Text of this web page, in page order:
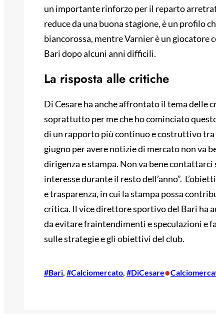
un importante rinforzo per il reparto
reduce da una buona stagione, è un profilo
biancorossa, mentre Varnier è un
Bari dopo alcuni anni difficili.
La risposta alle critiche
Di Cesare ha anche affrontato il tema delle
soprattutto per me che ho cominciato
di un rapporto più continuo e costruttivo tra
giugno per avere notizie di mercato non va
dirigenza e stampa. Non va bene
interesse durante il resto dell’anno”.
e trasparenza, in cui la stampa possa
critica. Il vice direttore sportivo del Bari ha
da evitare fraintendimenti e speculazioni e
sulle strategie e gli obiettivi del club.
#Bari, #Calciomercato, #DiCesare•